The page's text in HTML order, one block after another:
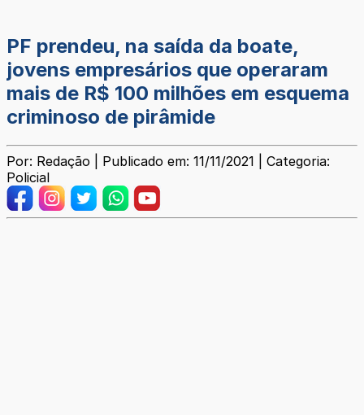
PF prendeu, na saída da boate,
jovens empresários que operaram
mais de R$ 100 milhões em esquema
criminoso de pirâmide
Por: Redação | Publicado em: 11/11/2021 | Categoria:
Policial